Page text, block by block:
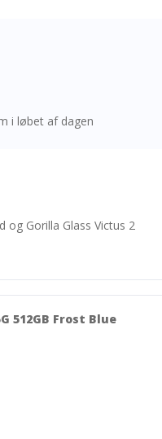
i løbet af dagen
Gorilla Glass Victus 2
512GB Frost Blue